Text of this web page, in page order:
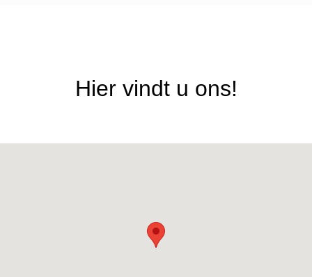
Hier vindt u ons!